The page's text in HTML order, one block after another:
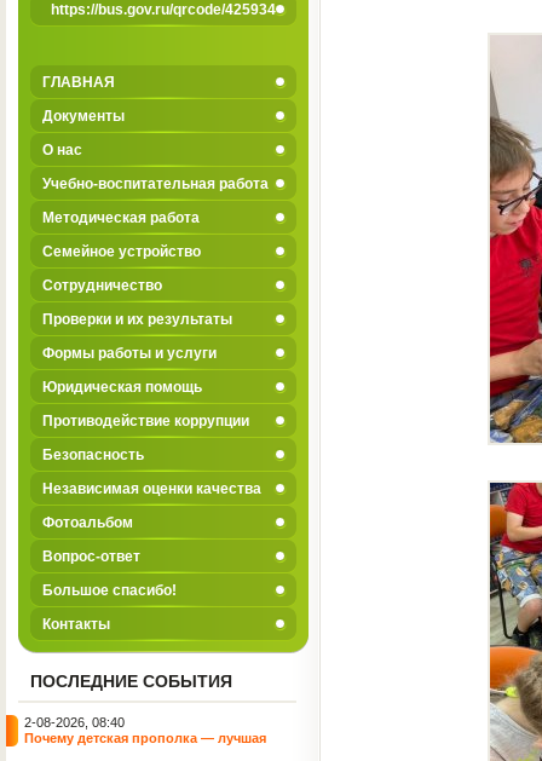
https://bus.gov.ru/qrcode/425934
ГЛАВНАЯ
Документы
О нас
Учебно-воспитательная работа
Методическая работа
Семейное устройство
Сотрудничество
Проверки и их результаты
Формы работы и услуги
Юридическая помощь
Противодействие коррупции
Безопасность
Независимая оценки качества
Фотоальбом
Вопрос-ответ
Большое спасибо!
Контакты
ПОСЛЕДНИЕ СОБЫТИЯ
2-08-2026, 08:40
Почему детская прополка — лучшая